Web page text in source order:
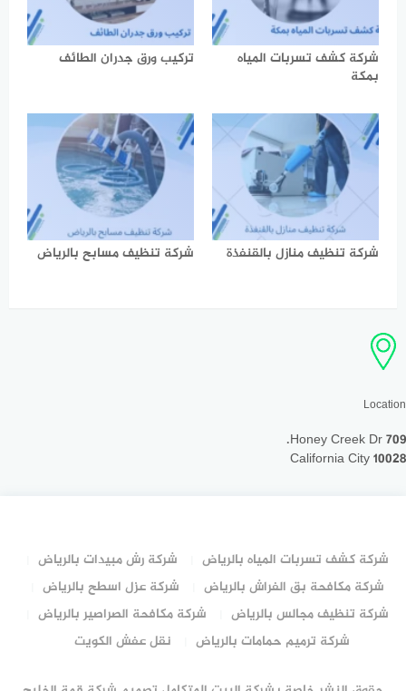
شركة كشف تسربات المياه
بمكة
تركيب ورق جدران الطائف
شركة تنظيف منازل بالقنفذة شركة تنظيف مسابح بالرياض
Location
709 Honey Creek Dr.
California City 10028
شركة كشف تسربات المياه بالرياض
شركة رش مبيدات بالرياض
شركة مكافحة بق الفراش بالرياض
شركة عزل اسطح بالرياض
شركة تنظيف مجالس بالرياض
شركة مكافحة الصراصير بالرياض
شركة ترميم حمامات بالرياض
نقل عفش الكويت